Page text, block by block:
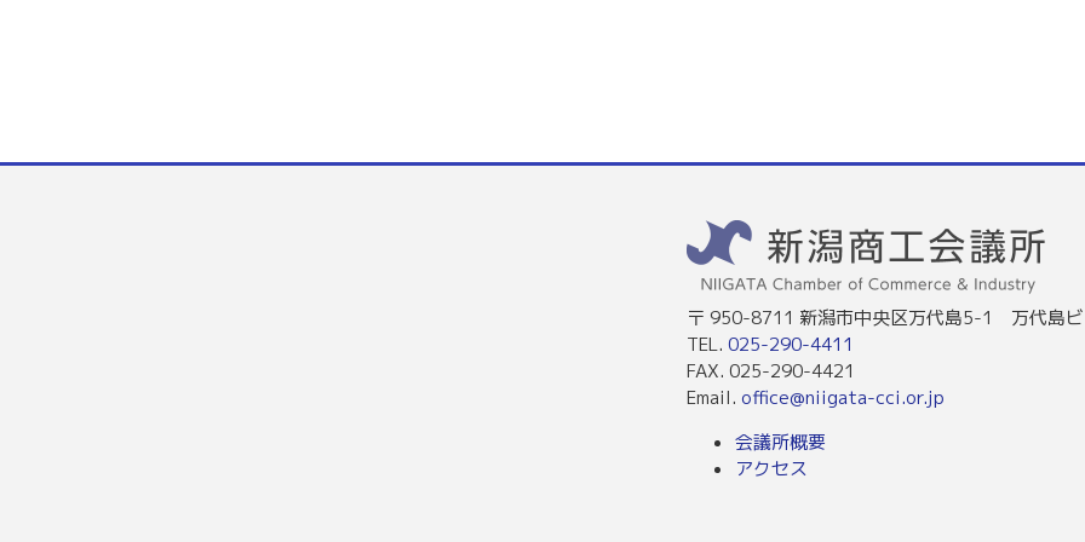
〒 950-8711 新潟市中央区万代島5-1 万代島
TEL. 025-290-4411
FAX. 025-290-4421
Email. office@niigata-cci.or.jp
会議所概要
アクセス